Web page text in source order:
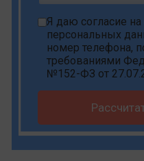
Я даю согласие
персональных
номер телефона,
требованиями
№152-ФЗ от